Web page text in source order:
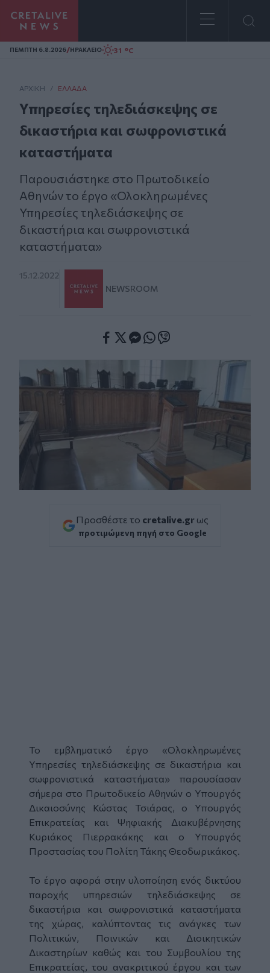
Homepage
ΠΕΜΠΤΗ 6.8.2026/ΗΡΑΚΛΕΙΟ 31 °C
ΑΡΧΙΚΗ / ΕΛΛΆΔΑ
Υπηρεσίες τηλεδιάσκεψης σε
δικαστήρια και σωφρονιστικά
καταστήματα
Παρουσιάστηκε στο Πρωτοδικείο
Αθηνών το έργο «Ολοκληρωμένες
Υπηρεσίες τηλεδιάσκεψης σε
δικαστήρια και σωφρονιστικά
καταστήματα»
15.12.2022
NEWSROOM
Προσθέστε το cretalive.gr ως
προτιμώμενη πηγή στο Google
Το εμβληματικό έργο «Ολοκληρωμένες
Υπηρεσίες τηλεδιάσκεψης σε δικαστήρια και
σωφρονιστικά καταστήματα» παρουσίασαν
σήμερα στο Πρωτοδικείο Αθηνών ο Υπουργός
Δικαιοσύνης Κώστας Τσιάρας, ο Υπουργός
Επικρατείας και Ψηφιακής Διακυβέρνησης
Κυριάκος Πιερρακάκης και ο Υπουργός
Προστασίας του Πολίτη Τάκης Θεοδωρικάκος.
Το έργο αφορά στην υλοποίηση ενός δικτύου
παροχής υπηρεσιών τηλεδιάσκεψης σε
δικαστήρια και σωφρονιστικά καταστήματα
της χώρας, καλύπτοντας τις ανάγκες των
Πολιτικών, Ποινικών και Διοικητικών
Δικαστηρίων καθώς και του Συμβουλίου της
Επικρατείας, του ανακριτικού έργου και των